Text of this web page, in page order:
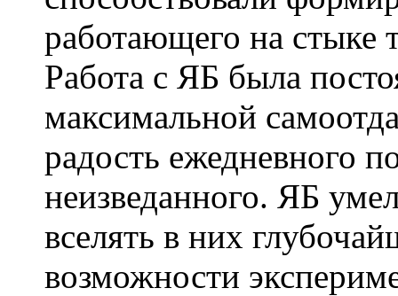
работающего на стыке
Работа с ЯБ была
максимальной
радость ежедневного
неизведанного. ЯБ
вселять в них
возможности